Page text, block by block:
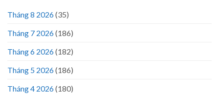
Tháng 8 2026(35)
Tháng 7 2026(186)
Tháng 6 2026(182)
Tháng 5 2026(186)
Tháng 4 2026(180)